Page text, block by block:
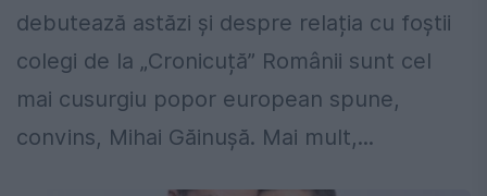
debutează astăzi și despre relația cu foștii
colegi de la „Cronicuță” Românii sunt cel
mai cusurgiu popor european spune,
convins, Mihai Găinușă. Mai mult,...